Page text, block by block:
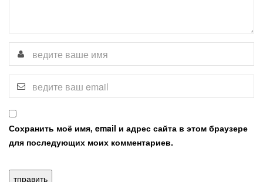
Сохранить моё имя, email и адрес сайта в этом браузере
для последующих моих комментариев.